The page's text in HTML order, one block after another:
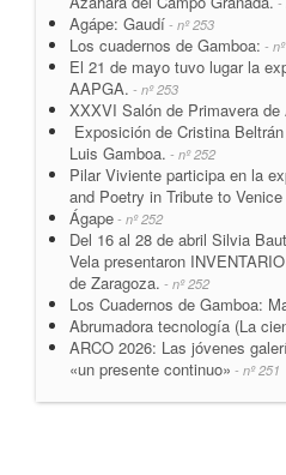
Agápe: Gaudí - nº 253
Los cuadernos de Gamboa: -
El 21 de mayo tuvo lugar la
AAPGA. - nº 253
XXXVI Salón de Primavera de
Exposición de Cristina
Luis Gamboa. - nº 252
Pilar Viviente participa en la
and Poetry in Tribute to Venice
Ágape - nº 252
Del 16 al 28 de abril Silvia
Vela presentaron
de Zaragoza. - nº 252
Los Cuadernos de Gamboa:
Abrumadora tecnología (La
ARCO 2026: Las jóvenes
«un presente continuo» - nº 251